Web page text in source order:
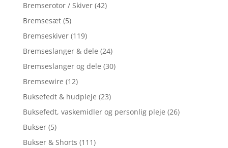
Bremserotor / Skiver (42)
Bremsesæt (5)
Bremseskiver (119)
Bremseslanger & dele (24)
Bremseslanger og dele (30)
Bremsewire (12)
Buksefedt & hudpleje (23)
Buksefedt, vaskemidler og personlig pleje (26)
Bukser (5)
Bukser & Shorts (111)